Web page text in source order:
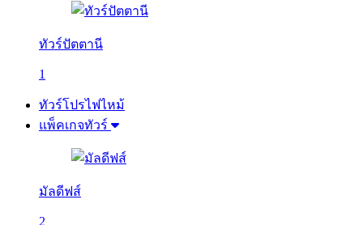
ทัวร์ปัตตานี
1
ทัวร์โปรไฟไหม้
แพ็คเกจทัวร์
มัลดีฟส์
2